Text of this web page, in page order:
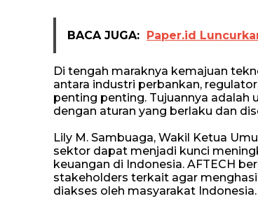
BACA JUGA: Paper.id
Di tengah maraknya kemajuan
antara industri perbankan,
penting penting. Tujuannya adalah
dengan aturan yang berlaku dan
Lily M. Sambuaga, Wakil Ketua
sektor dapat menjadi kunci
keuangan di Indonesia. AFTECH
stakeholders terkait agar
diakses oleh masyarakat Indonesia.